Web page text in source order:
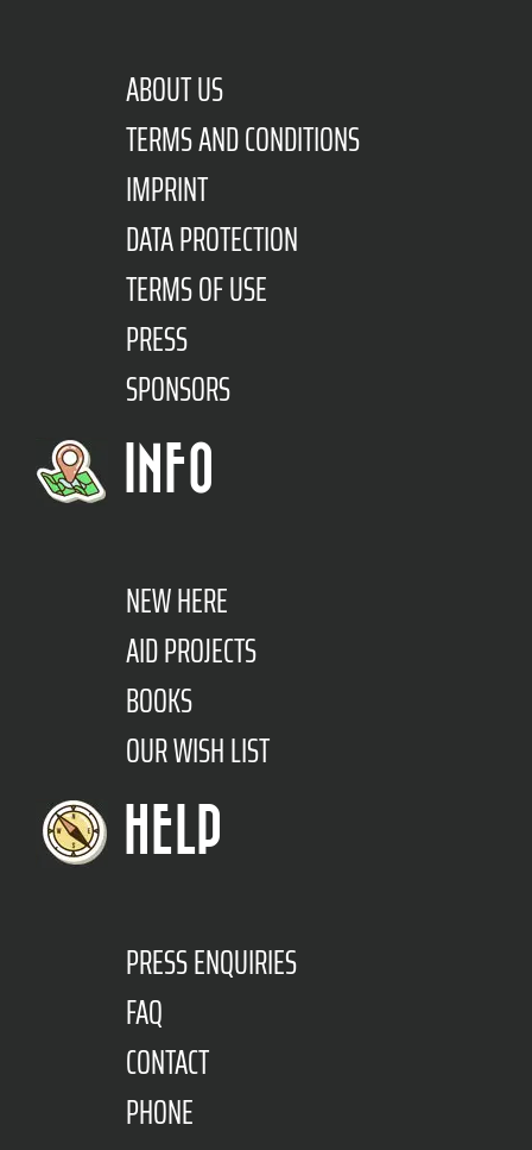
ABOUT US
TERMS AND CONDITIONS
IMPRINT
DATA PROTECTION
TERMS OF USE
PRESS
SPONSORS
INFO
NEW HERE
AID PROJECTS
BOOKS
OUR WISH LIST
HELP
PRESS ENQUIRIES
FAQ
CONTACT
PHONE